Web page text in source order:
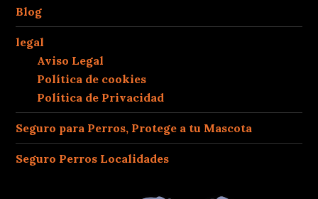
Blog
legal
Aviso Legal
Política de cookies
Política de Privacidad
Seguro para Perros, Protege a tu Mascota
Seguro Perros Localidades